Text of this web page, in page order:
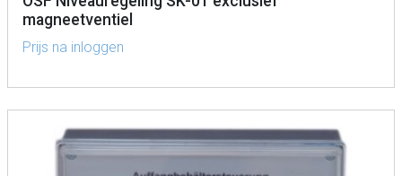
magneetventiel
Prijs na inloggen